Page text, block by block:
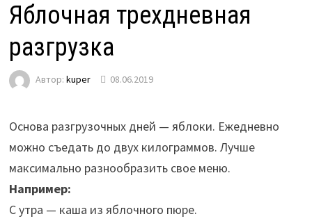
Яблочная трехдневная
разгрузка
Автор: kuper 08.06.2019
Основа разгрузочных дней — яблоки. Ежедневно
можно съедать до двух килограммов. Лучше
максимально разнообразить свое меню.
Например:
С утра — каша из яблочного пюре.